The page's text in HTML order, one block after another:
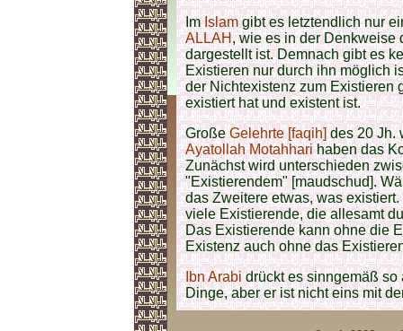
ImIslamgibt es letztendlich nur
ALLAH, wie es in der Denkweise
dargestellt ist. Demnach gibt es
Existieren nur durch ihn möglich
der Nichtexistenz zum Existieren
existiert hat und existent ist.
GroßeGelehrte [faqih]des 20 Jh.
Ayatollah Motahharihaben das
Zunächst wird unterschieden
"Existierendem" [maudschud].
das Zweitere etwas, was
viele Existierende, die allesamt
Das Existierende kann ohne die
Existenz auch ohne das
Ibn Arabidrückt es sinngemäß so
Dinge, aber er ist nicht eins mit